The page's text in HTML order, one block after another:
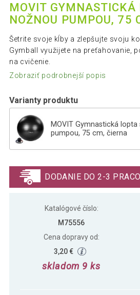
MOVIT GYMNASTICKÁ
NOŽNOU PUMPOU, 75
Šetrite svoje kĺby a zlepšujte svoju
Gymball využijete na preťahovanie,
na cvičenie.
Zobraziť podrobnejší popis
Varianty produktu
MOVIT Gymnastická lopta
pumpou, 75 cm, čierna
pumpou, 75 cm, červená
pumpou, 75 cm, fialová
MOVIT Gymnastická lopta
pumpou, 75 cm, modrá
DODANIE DO 2-3
Katalógové číslo:
M75556
Cena dopravy od:
3,20 €
skladom 9 ks